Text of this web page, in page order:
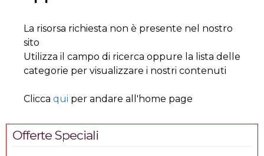
La risorsa richiesta non è presente nel nostro
sito
Utilizza il campo di ricerca oppure la lista delle
categorie per visualizzare i nostri contenuti
Clicca qui per andare all'home page
Offerte Speciali